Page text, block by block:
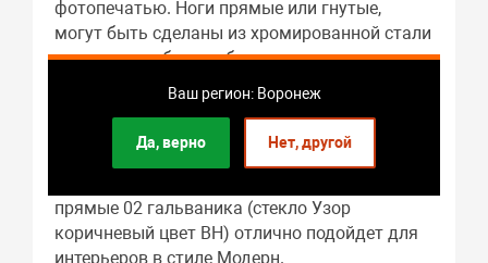
Ваш регион: Воронеж
Да, верно Нет, другой
фотопечатью. Ноги прямые или гнутые,
могут быть сделаны из хромированной стали
или массива березы белого, кремового или
цвета венге. В любой комбинации служат
надежной опорой изделию даже в
разложенном виде.
прямые 02 гальваника (стекло Узор
коричневый цвет ВН) отлично подойдет для
интерьеров в стиле Модерн.